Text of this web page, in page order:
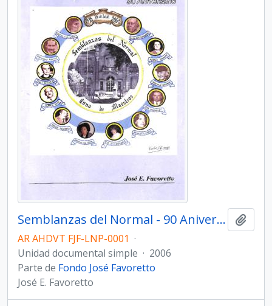
Semblanzas del Normal - 90 Aniversario
AR AHDVT FJF-LNP-0001 ·
Unidad documental simple · 2006
Parte de Fondo José Favoretto
José E. Favoretto